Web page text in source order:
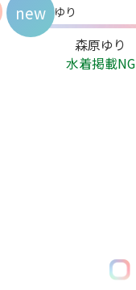
森原ゆり
水着掲載NG
new